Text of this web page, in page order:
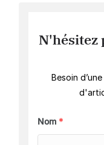
N'hésitez
Besoin
Nom *